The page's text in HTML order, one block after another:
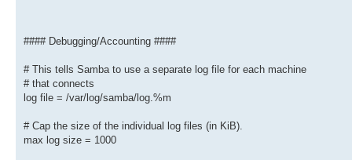
# values are "standalone server", "member server", "classic
# domain controller", "classic backup domain controller",
# directory domain controller".
#
# Running as "active directory domain controller" will
# running "samba-tool domain provision" to wipe databases
# new domain.
#### Debugging/Accounting ####
# This tells Samba to use a separate log file for each machine
# that connects
log file = /var/log/samba/log.%m
# Cap the size of the individual log files (in KiB).
max log size = 1000